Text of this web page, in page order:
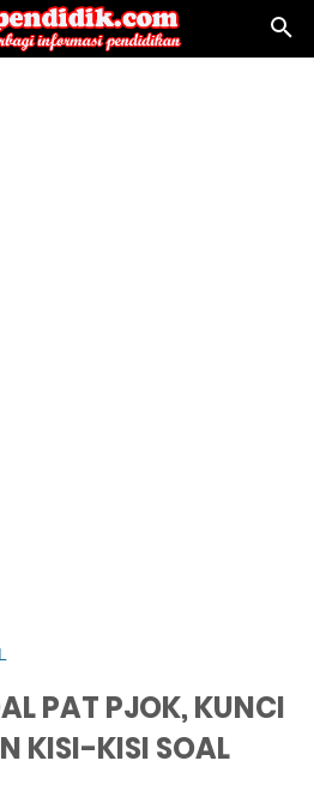
PAT PJOK, KUNCI
KISI-KISI SOAL